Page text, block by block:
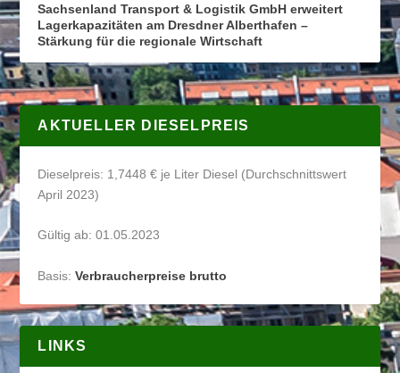
Sachsenland Transport & Logistik GmbH erweitert
Lagerkapazitäten am Dresdner Alberthafen –
Stärkung für die regionale Wirtschaft
AKTUELLER DIESELPREIS
Dieselpreis: 1,7448 € je Liter Diesel (Durchschnittswert
April 2023)
Gültig ab: 01.05.2023
Basis:Verbraucherpreise brutto
LINKS